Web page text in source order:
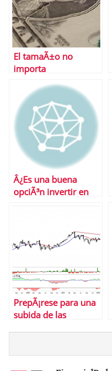
El tamaÃ±o no
importa
Â¿Es una buena
opciÃ³n invertir en
PrepÃ¡rese para una
subida de las